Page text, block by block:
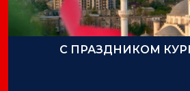
С ПРАЗДНИКОМ